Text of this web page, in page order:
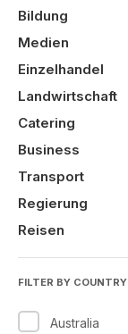
Bildung
Medien
Einzelhandel
Landwirtschaft
Catering
Business
Transport
Regierung
Reisen
FILTER BY COUNTRY
Australia